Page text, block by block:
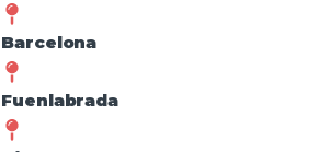
Barcelona
Fuenlabrada